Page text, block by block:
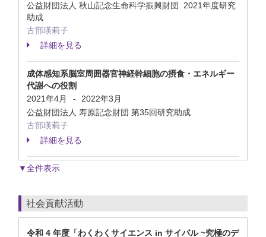
公益財団法人 秋山記念生命科学振興財団 2021年度研究
助成
古部瑛莉子
詳細を見る
成体感知系脳室周囲器官神経幹細胞の摂食・エネルギー
代謝への役割
2021年4月
-
2022年3月
公益財団法人 寿原記念財団 第35回研究助成
古部瑛莉子
詳細を見る
▼全件表示
社会貢献活動
令和 4 年度「わくわくサイエンス in サイパル ~究極のデ